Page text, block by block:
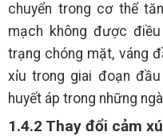
chuyển trong cơ thể
mạch không được
trạng chóng mặt, váng
xỉu trong giai đoạn
huyết áp trong những
1.4.2 Thay đổi cảm